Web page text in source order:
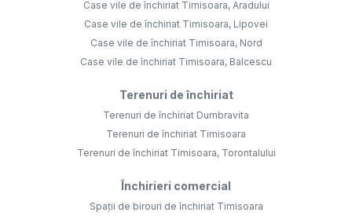
Case vile de închiriat Timisoara, Aradului
Case vile de închiriat Timisoara, Lipovei
Case vile de închiriat Timisoara, Nord
Case vile de închiriat Timisoara, Balcescu
Terenuri de închiriat
Terenuri de închiriat Dumbravita
Terenuri de închiriat Timisoara
Terenuri de închiriat Timisoara, Torontalului
Închirieri comercial
Spații de birouri de închiriat Timisoara